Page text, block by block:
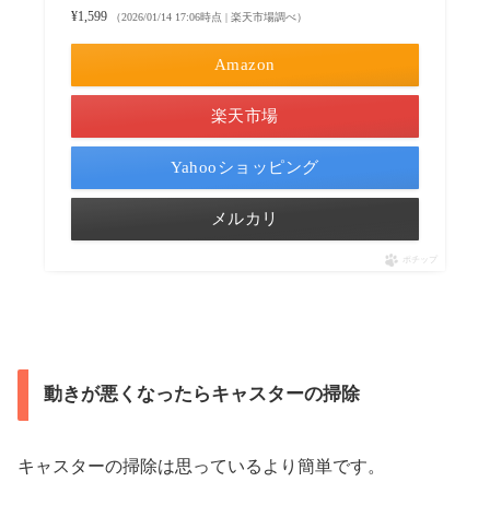
¥1,599
（2026/01/14 17:06時点 | 楽天市場調べ）
Amazon
楽天市場
Yahooショッピング
メルカリ
ポチップ
動きが悪くなったらキャスターの掃除
キャスターの掃除は思っているより簡単です。